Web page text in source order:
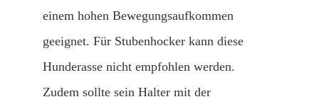
einem hohen Bewegungsaufkommen
geeignet. Für Stubenhocker kann diese
Hunderasse nicht empfohlen werden.
Zudem sollte sein Halter mit der